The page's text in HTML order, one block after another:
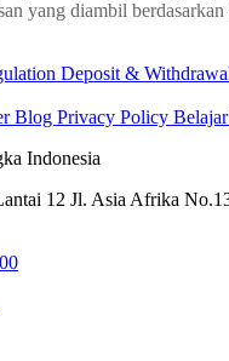
yang diambil
Deposit &
Blog Privacy Policy
Indonesia
12 Jl. Asia Afrika